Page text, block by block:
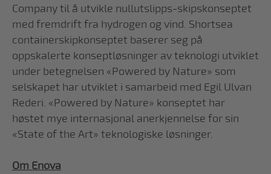
Company til å utvikle nullutslipps-skipskonseptet
med fremdrift fra hydrogen og vind. Shortsea
containerskipkonseptet baserer seg på
oppskalerte konseptløsninger av teknologi utviklet
under betegnelsen «Powered by Nature» som
selskapet har utviklet i samarbeid med Egil Ulvan
Rederi. «Powered by Nature» konseptet har
høstet mye internasjonal anerkjennelse for sin
«State of the Art» teknologiske løsninger.
Om Enova